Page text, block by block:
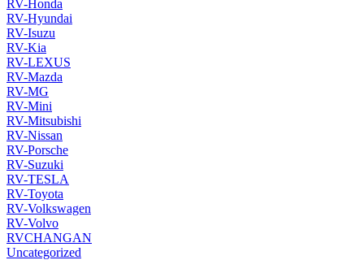
RV-Honda
RV-Hyundai
RV-Isuzu
RV-Kia
RV-LEXUS
RV-Mazda
RV-MG
RV-Mini
RV-Mitsubishi
RV-Nissan
RV-Porsche
RV-Suzuki
RV-TESLA
RV-Toyota
RV-Volkswagen
RV-Volvo
RVCHANGAN
Uncategorized